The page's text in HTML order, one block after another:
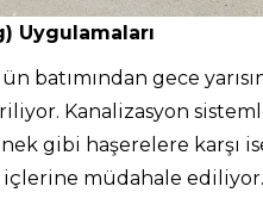
Uygulamaları
batımından gece
Kanalizasyon
gibi haşerelere karşı
müdahale ediliyor.